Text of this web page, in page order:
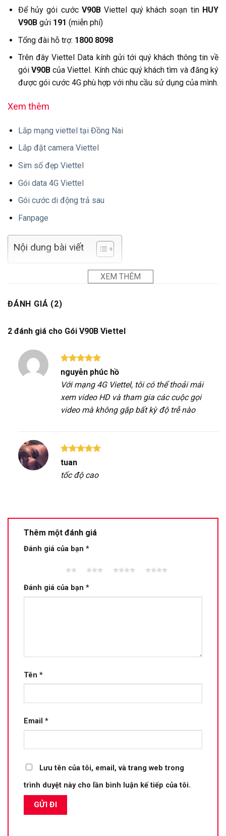
Để hủy gói cướcV90B Viettel quý khách soạn tin HUY
V90Bgửi 191 (miễn phí)
Tổng đài hỗ trợ: 1800 8098
Trên đây Viettel Data kính gửi tới quý khách thông tin về
gói V90B của Viettel. Kính chúc quý khách tìm và đăng ký
được gói cước 4G phù hợp với nhu cầu sử dụng của mình.
Xem thêm
Lắp mạng viettel tại Đồng Nai
Lắp đặt camera Viettel
Sim số đẹp Viettel
Gói data 4G Viettel
Gói cước di động trả sau
Fanpage
XEM THÊM
Nội dung bài viết
ĐÁNH GIÁ (2)
2 đánh giá cho Gói V90B Viettel
Được xếp
hạng 5
5
sao
nguyễn phúc hồ
Với mạng 4G Viettel, tôi có thể thoải mái
xem video HD và tham gia các cuộc gọi
video mà không gặp bất kỳ độ trễ nào
Được xếp
sao
tuan
tốc độ cao
Thêm một đánh giá
Đánh giá của bạn *
5 sao
sao
sao
sao
Đánh giá của bạn *
Tên *
Email *
Lưu tên của tôi, email, và trang web trong
trình duyệt này cho lần bình luận kế tiếp của tôi.